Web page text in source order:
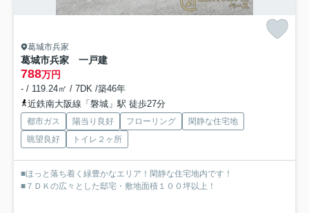
葛城市兵家
葛城市兵家 一戸建
788万円
- / 119.24㎡ / 7DK /築46年
近鉄南大阪線「磐城」駅 徒歩27分
都市ガス 陽当り良好 フローリング
閑静な住宅地
眺望良好
トイレ２ヶ所
■ほっと落ち着く緑豊かなエリア！閑静な住宅地内です！
■７ＤＫの広々とした邸宅・敷地面積１００坪以上！